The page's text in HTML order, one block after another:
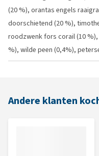
(20 %), orantas engels
doorschietend (20 %),
roodzwenk fors corail (10
%), wilde peen (0,4%),
Andere klanten